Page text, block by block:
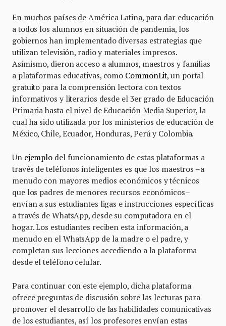
En muchos países de América Latina, para dar educación
a todos los alumnos en situación de pandemia, los
gobiernos han implementado diversas estrategias que
utilizan televisión, radio y materiales impresos.
Asimismo, dieron acceso a alumnos, maestros y familias
a plataformas educativas, como CommonLit, un portal
gratuito para la comprensión lectora con textos
informativos y literarios desde el 3er grado de Educación
Primaria hasta el nivel de Educación Media Superior, la
cual ha sido utilizada por los ministerios de educación de
México, Chile, Ecuador, Honduras, Perú y Colombia.
Un ejemplo del funcionamiento de estas plataformas a
través de teléfonos inteligentes es que los maestros –a
menudo con mayores medios económicos y técnicos
que los padres de menores recursos económicos–
envían a sus estudiantes ligas e instrucciones específicas
a través de WhatsApp, desde su computadora en el
hogar. Los estudiantes reciben esta información, a
menudo en el WhatsApp de la madre o el padre, y
completan sus lecciones accediendo a la plataforma
desde el teléfono celular.
Para continuar con este ejemplo, dicha plataforma
ofrece preguntas de discusión sobre las lecturas para
promover el desarrollo de las habilidades comunicativas
de los estudiantes, así los profesores envían estas